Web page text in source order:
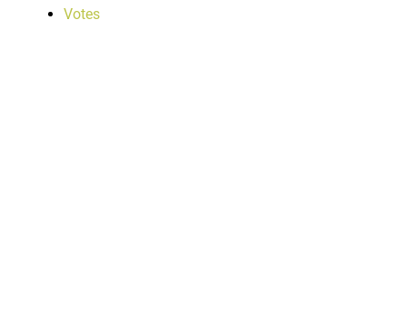
Votes